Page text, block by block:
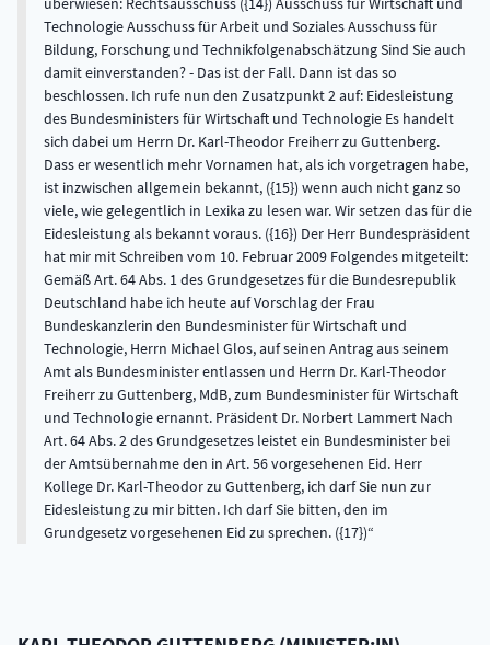
Technologie Ausschuss für Arbeit und Soziales Ausschuss für
Bildung, Forschung und Technikfolgenabschätzung Sind Sie auch
damit einverstanden? - Das ist der Fall. Dann ist das so
beschlossen. Ich rufe nun den Zusatzpunkt 2 auf: Eidesleistung
des Bundesministers für Wirtschaft und Technologie Es handelt
sich dabei um Herrn Dr. Karl-Theodor Freiherr zu Guttenberg.
Dass er wesentlich mehr Vornamen hat, als ich vorgetragen habe,
ist inzwischen allgemein bekannt, ({15}) wenn auch nicht ganz so
viele, wie gelegentlich in Lexika zu lesen war. Wir setzen das für die
Eidesleistung als bekannt voraus. ({16}) Der Herr Bundespräsident
hat mir mit Schreiben vom 10. Februar 2009 Folgendes mitgeteilt:
Gemäß Art. 64 Abs. 1 des Grundgesetzes für die Bundesrepublik
Deutschland habe ich heute auf Vorschlag der Frau
Bundeskanzlerin den Bundesminister für Wirtschaft und
Technologie, Herrn Michael Glos, auf seinen Antrag aus seinem
Amt als Bundesminister entlassen und Herrn Dr. Karl-Theodor
Freiherr zu Guttenberg, MdB, zum Bundesminister für Wirtschaft
und Technologie ernannt. Präsident Dr. Norbert Lammert Nach
Art. 64 Abs. 2 des Grundgesetzes leistet ein Bundesminister bei
der Amtsübernahme den in Art. 56 vorgesehenen Eid. Herr
Kollege Dr. Karl-Theodor zu Guttenberg, ich darf Sie nun zur
Eidesleistung zu mir bitten. Ich darf Sie bitten, den im
Grundgesetz vorgesehenen Eid zu sprechen. ({17})